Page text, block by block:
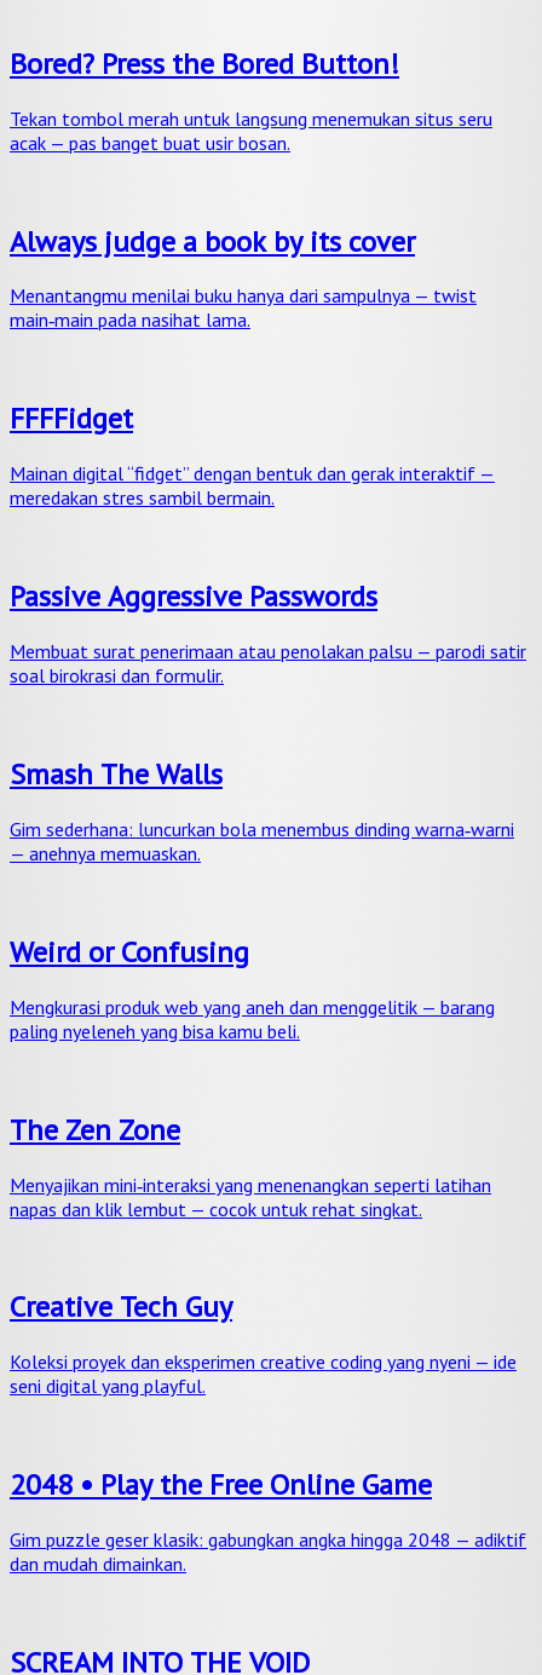
Bored? Press the Bored Button!
Tekan tombol merah untuk langsung menemukan situs seru
acak — pas banget buat usir bosan.
Always judge a book by its cover
Menantangmu menilai buku hanya dari sampulnya — twist
main‑main pada nasihat lama.
FFFFidget
Mainan digital “fidget” dengan bentuk dan gerak interaktif —
meredakan stres sambil bermain.
Passive Aggressive Passwords
Membuat surat penerimaan atau penolakan palsu — parodi satir
soal birokrasi dan formulir.
Smash The Walls
Gim sederhana: luncurkan bola menembus dinding warna‑warni
— anehnya memuaskan.
Weird or Confusing
Mengkurasi produk web yang aneh dan menggelitik — barang
paling nyeleneh yang bisa kamu beli.
The Zen Zone
Menyajikan mini‑interaksi yang menenangkan seperti latihan
napas dan klik lembut — cocok untuk rehat singkat.
Creative Tech Guy
Koleksi proyek dan eksperimen creative coding yang nyeni — ide
seni digital yang playful.
2048 • Play the Free Online Game
Gim puzzle geser klasik: gabungkan angka hingga 2048 — adiktif
dan mudah dimainkan.
SCREAM INTO THE VOID